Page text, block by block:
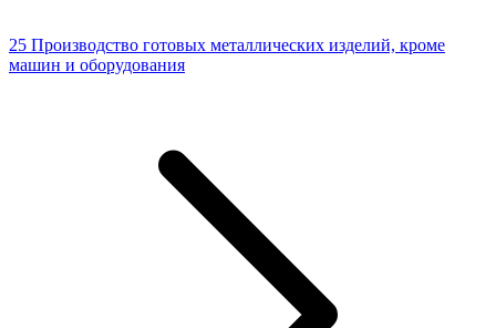
25 Производство готовых металлических изделий, кроме
машин и оборудования